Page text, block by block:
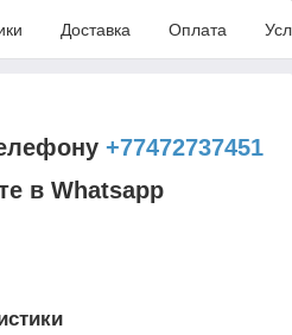
Доставка Оплата
+77472737451
в Whatsapp